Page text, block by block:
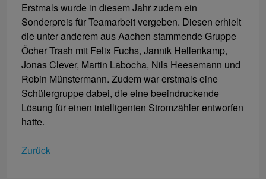
Erstmals wurde in diesem Jahr zudem ein
Sonderpreis für Teamarbeit vergeben. Diesen erhielt
die unter anderem aus Aachen stammende Gruppe
Öcher Trash mit Felix Fuchs, Jannik Hellenkamp,
Jonas Clever, Martin Labocha, Nils Heesemann und
Robin Münstermann. Zudem war erstmals eine
Schülergruppe dabei, die eine beeindruckende
Lösung für einen intelligenten Stromzähler entworfen
hatte.
Zurück